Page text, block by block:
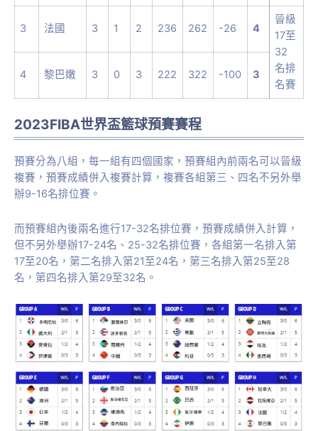
3 法國 3 1 2 236 262 -26 4
晉級
17至
32
名排
名賽
4 黎巴嫩 3 0 3 222 322 -100 3
2023FIBA世界盃籃球預賽賽程
預賽分為八組，每一組有四個國家，預賽組內前兩名可以晉級
複賽，預賽成績併入複賽計算，複賽各組第三、四名不另外舉
辦9-16名排位賽。
而預賽組內後兩名進行17-32名排位賽，預賽成績併入計算，
但不另外舉辦17-24名、25-32名排位賽，各組第一名排入第
17至20名，第二名排入第21至24名，第三名排入第25至28
名，第四名排入第29至32名。